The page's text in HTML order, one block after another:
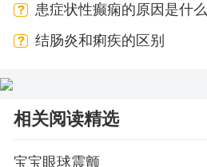
患症状性癫痫的原因是什么
结肠炎和痢疾的区别
相关阅读精选
宝宝眼球震颤